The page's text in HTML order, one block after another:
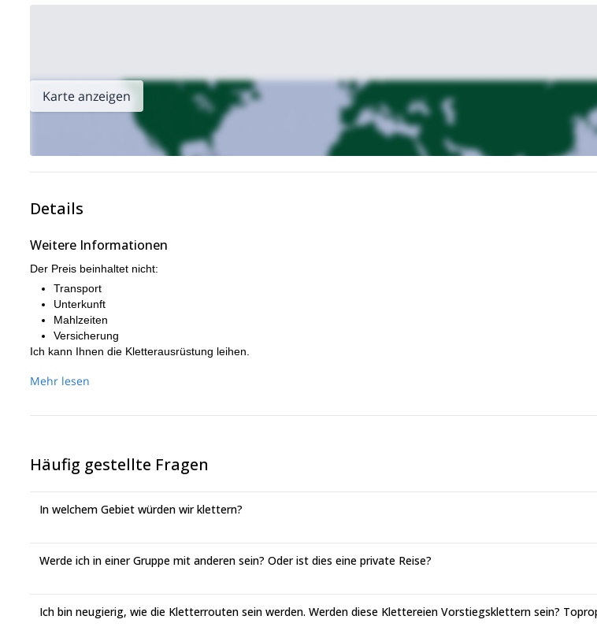
Karte anzeigen
Details
Weitere Informationen
Der Preis beinhaltet nicht:
Transport
Unterkunft
Mahlzeiten
Versicherung
Ich kann Ihnen die Kletterausrüstung leihen.
Mehr lesen
Häufig gestellte Fragen
In welchem Gebiet würden wir klettern?
Werde ich in einer Gruppe mit anderen sein? Oder ist dies eine private Reise?
Ich bin neugierig, wie die Kletterrouten sein werden. Werden diese Klettereien Vorstiegsklettern sein?